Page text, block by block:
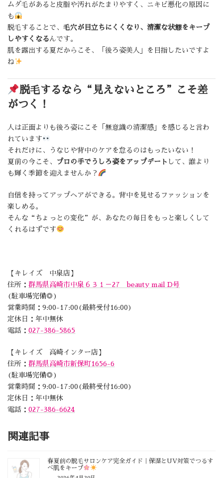
ムダ毛があると皮脂や汚れがたまりやすく、ニキビ悪化の原因に
も
脱毛することで、 毛穴が目立ちにくくなり、清潔な状態をキープ
しやすくなる んです。
肌を露出する夏だからこそ、「後ろ姿美人」を目指したいですよ
ね
脱毛するなら“見えないところ”こそ差
がつく！
人は正面よりも後ろ姿にこそ「無意識の清潔感」を感じると言わ
れています
それだけに、うなじや背中のケアを怠るのはもったいない！
夏前の今こそ、
プロの手でうしろ姿をアップデート して、誰より
も輝く季節を迎えませんか？
自信を持ってアップヘアができる。背中を見せるファッションを
楽しめる。
そんな“ちょっとの変化”が、あなたの毎日をもっと楽しくして
くれるはずです
【キレイズ 中泉店】
住所： 群馬県高崎市中泉６３１－27 beauty mail D号
(駐車場完備◎)
営業時間：9:00-17:00(最終受付16:00)
定休日：年中無休
電話： 027-386-5865
【キレイズ 高崎インター店】
住所： 群馬県高崎市新保町1656-6
(駐車場完備◎)
営業時間：9:00-17:00(最終受付16:00)
定休日：年中無休
電話： 027-386-6624
関連記事
春夏前の脱毛サロンケア完全ガイド｜保湿とUV対策でつるす
べ肌をキープ